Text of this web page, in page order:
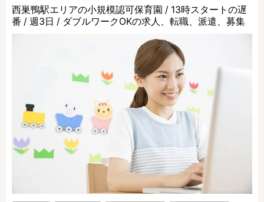
西巣鴨駅エリアの小規模認可保育園 / 13時スタートの遅
番 / 週3日 / ダブルワークOKの求人、転職、派遣、募集
保育士
保育教諭
保育補助
幼稚園教諭
放課後児童支援員
学童スタッフ
栄養士
調理師
看護師
保育事務
その他